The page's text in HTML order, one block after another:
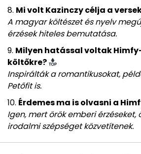
Mi volt Kazinczy célja a
A magyar költészet és nyelv
érzések hiteles bemutatása.
Milyen hatással voltak
költőkre?
Inspirálták a romantikusokat,
Petőfit is.
Érdemes ma is olvasni a
Igen, mert örök emberi érzéseket,
irodalmi szépséget közvetítenek.